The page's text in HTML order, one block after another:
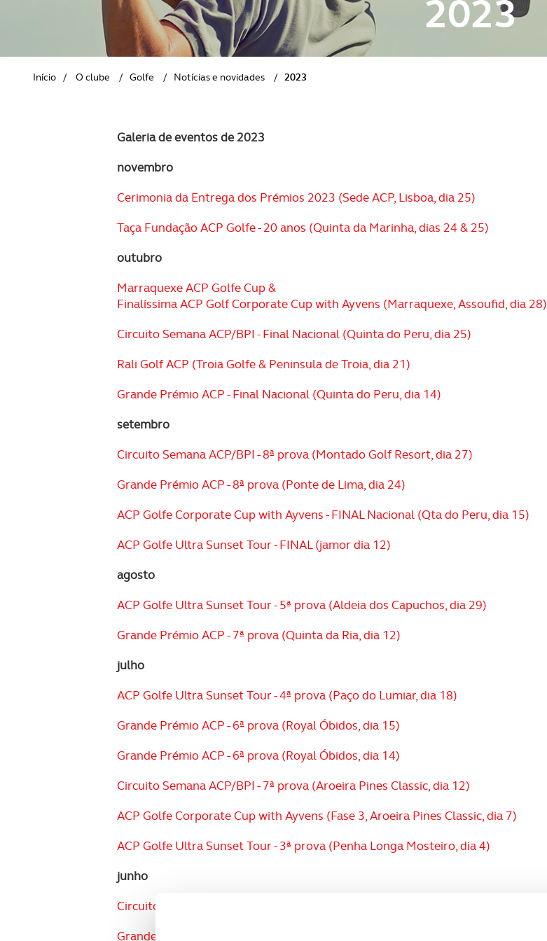
REVISTA ACP
GOLFE
SOBRE O ACP SEGUROS 2023
Início / O clube / Golfe / Notícias e novidades / 2023
Galeria de eventos de 2023
novembro
Cerimonia da Entrega dos Prémios 2023 (Sede ACP, Lisboa, dia 25)
Taça Fundação ACP Golfe - 20 anos (Quinta da Marinha, dias 24 & 25)
outubro
Marraquexe ACP Golfe Cup &
Finalíssima ACP Golf Corporate Cup with Ayvens (Marraquexe, Assoufid, dia 28)
Circuito Semana ACP/BPI - Final Nacional (Quinta do Peru, dia 25)
Rali Golf ACP (Troia Golfe & Peninsula de Troia, dia 21)
Grande Prémio ACP - Final Nacional (Quinta do Peru, dia 14)
setembro
Circuito Semana ACP/BPI - 8ª prova (Montado Golf Resort, dia 27)
Grande Prémio ACP - 8ª prova (Ponte de Lima, dia 24)
ACP Golfe Corporate Cup with Ayvens - FINAL Nacional (Qta do Peru, dia 15)
ACP Golfe Ultra Sunset Tour - FINAL (jamor dia 12)
agosto
ACP Golfe Ultra Sunset Tour - 5ª prova (Aldeia dos Capuchos, dia 29)
Grande Prémio ACP - 7ª prova (Quinta da Ria, dia 12)
julho
ACP Golfe Ultra Sunset Tour - 4ª prova (Paço do Lumiar, dia 18)
Grande Prémio ACP - 6ª prova (Royal Óbidos, dia 15)
Grande Prémio ACP - 6ª prova (Royal Óbidos, dia 14)
Circuito Semana ACP/BPI - 7ª prova (Aroeira Pines Classic, dia 12)
ACP Golfe Corporate Cup with Ayvens (Fase 3, Aroeira Pines Classic, dia 7)
ACP Golfe Ultra Sunset Tour - 3ª prova (Penha Longa Mosteiro, dia 4)
junho
Circuito Semana ACP/BPI - 6ª prova (Belas Club de Campo, dia 28)
Grande Prémio ACP - 5ª prova (Montado Golf Resort) - Dia 24